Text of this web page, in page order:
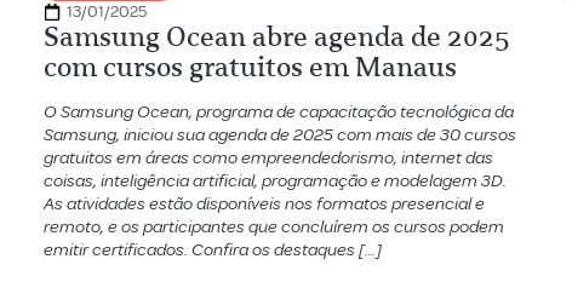
13/01/2025
Samsung Ocean abre agenda de 2025
com cursos gratuitos em Manaus
O Samsung Ocean, programa de capacitação tecnológica da
Samsung, iniciou sua agenda de 2025 com mais de 30 cursos
gratuitos em áreas como empreendedorismo, internet das
coisas, inteligência artificial, programação e modelagem 3D.
As atividades estão disponíveis nos formatos presencial e
remoto, e os participantes que concluírem os cursos podem
emitir certificados. Confira os destaques […]